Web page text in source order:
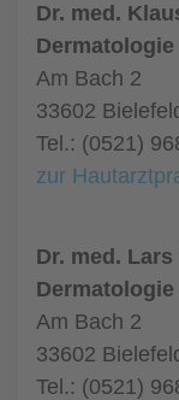
Dr. med.
Dermatologie
Am Bach 2
33602
Tel.: (0521)
zur
Dr. med.
Dermatologie
Am Bach 2
33602
Tel.: (0521)